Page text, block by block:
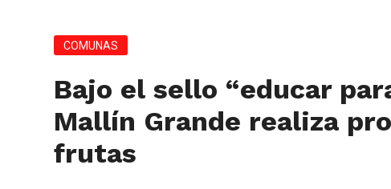
COMUNAS
Bajo el sello “educar
Mallín Grande realiza
frutas